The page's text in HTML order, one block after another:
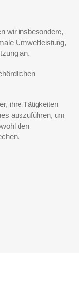
wir insbesondere,
Umweltleistung,
an.
ihre Tätigkeiten
auszuführen, um
den